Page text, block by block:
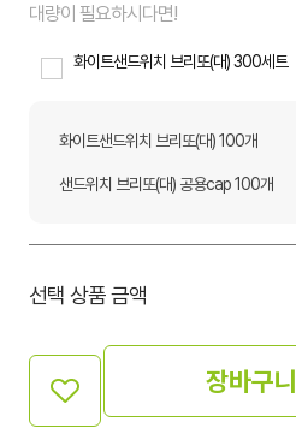
대량이 필요하시다면!
화이트샌드위치 브리또(대) 300세트
화이트샌드위치 브리또(대) 100개
샌드위치 브리또(대) 공용cap 100개
선택 상품 금액
장바구니